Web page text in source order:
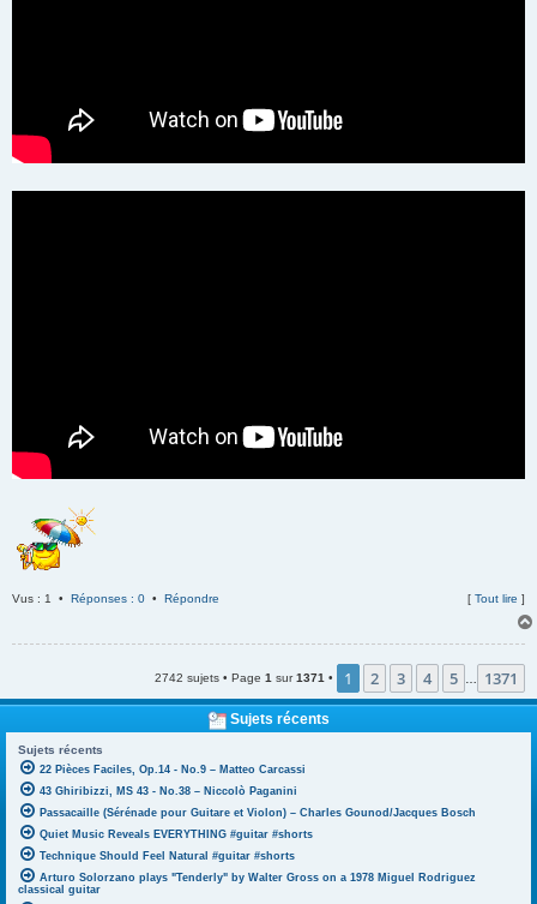
Vus : 1 • Réponses : 0 • Répondre [ Tout lire ]
2742 sujets • Page 1 sur1371 • 1 2 3 4 5 1371
Sujets récents
Sujets récents
22 Pièces Faciles, Op.14 - No.9 – Matteo Carcassi
43 Ghiribizzi, MS 43 - No.38 – Niccolò Paganini
Passacaille (Sérénade pour Guitare et Violon) – Charles Gounod/Jacques Bosch
Quiet Music Reveals EVERYTHING #guitar #shorts
Technique Should Feel Natural #guitar #shorts
Arturo Solorzano plays "Tenderly" by Walter Gross on a 1978 Miguel Rodriguez
classical guitar